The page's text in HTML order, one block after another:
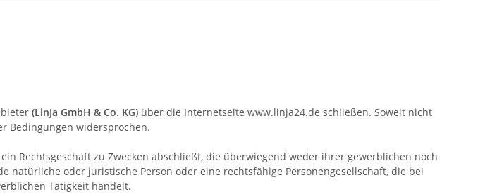
(LinJa GmbH & Co. KG) über die Internetseite www.linja24.de schließen. Soweit nicht
Bedingungen widersprochen.
Rechtsgeschäft zu Zwecken abschließt, die überwiegend weder ihrer gewerblichen noch
oder juristische Person oder eine rechtsfähige Personengesellschaft, die bei
Tätigkeit handelt.